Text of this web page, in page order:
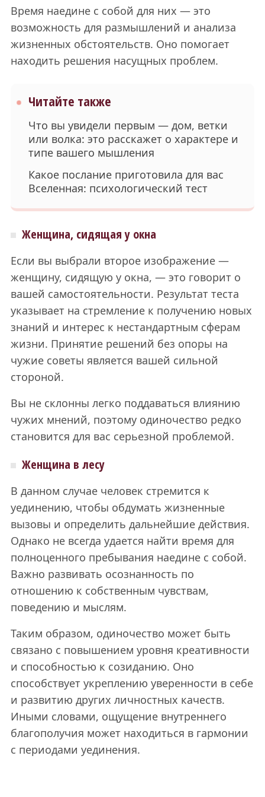
Время наедине с собой для них — это
возможность для размышлений и анализа
жизненных обстоятельств. Оно помогает
находить решения насущных проблем.
Читайте также
Что вы увидели первым — дом, ветки
или волка: это расскажет о характере и
типе вашего мышления
Какое послание приготовила для вас
Вселенная: психологический тест
Женщина, сидящая у окна
Если вы выбрали второе изображение —
женщину, сидящую у окна, — это говорит о
вашей самостоятельности. Результат теста
указывает на стремление к получению новых
знаний и интерес к нестандартным сферам
жизни. Принятие решений без опоры на
чужие советы является вашей сильной
стороной.
Вы не склонны легко поддаваться влиянию
чужих мнений, поэтому одиночество редко
становится для вас серьезной проблемой.
Женщина в лесу
В данном случае человек стремится к
уединению, чтобы обдумать жизненные
вызовы и определить дальнейшие действия.
Однако не всегда удается найти время для
полноценного пребывания наедине с собой.
Важно развивать осознанность по
отношению к собственным чувствам,
поведению и мыслям.
Таким образом, одиночество может быть
связано с повышением уровня креативности
и способностью к созиданию. Оно
способствует укреплению уверенности в себе
и развитию других личностных качеств.
Иными словами, ощущение внутреннего
благополучия может находиться в гармонии
с периодами уединения.